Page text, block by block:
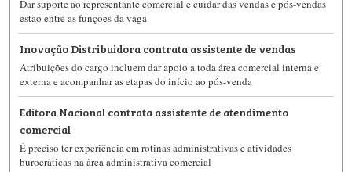
Dar suporte ao representante comercial e cuidar das vendas e pós-vendas
estão entre as funções da vaga
Inovação Distribuidora contrata assistente de vendas
Atribuições do cargo incluem dar apoio a toda área comercial interna e
externa e acompanhar as etapas do início ao pós-venda
Editora Nacional contrata assistente de atendimento
comercial
É preciso ter experiência em rotinas administrativas e atividades
burocráticas na área administrativa comercial